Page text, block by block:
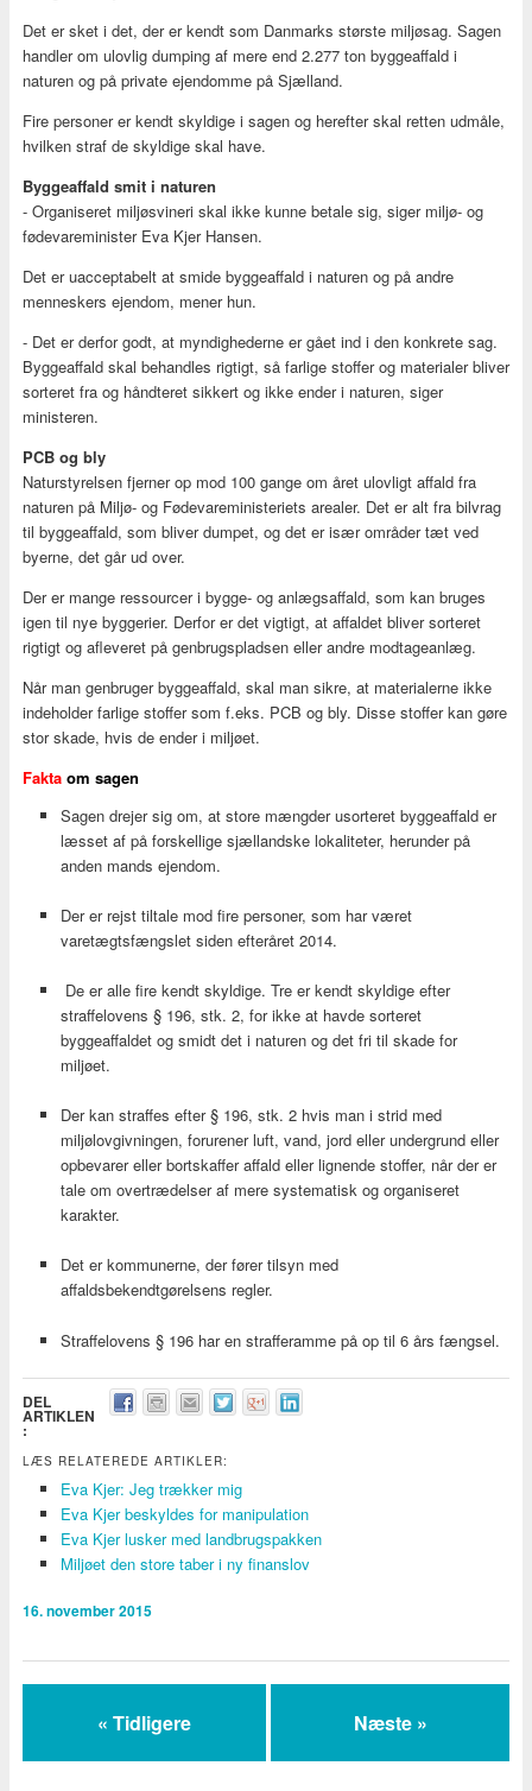
Det er sket i det, der er kendt som Danmarks største miljøsag. Sagen
handler om ulovlig dumping af mere end 2.277 ton byggeaffald i
naturen og på private ejendomme på Sjælland.
Fire personer er kendt skyldige i sagen og herefter skal retten udmåle,
hvilken straf de skyldige skal have.
Byggeaffald smit i naturen
- Organiseret miljøsvineri skal ikke kunne betale sig, siger miljø- og
fødevareminister Eva Kjer Hansen.
Det er uacceptabelt at smide byggeaffald i naturen og på andre
menneskers ejendom, mener hun.
- Det er derfor godt, at myndighederne er gået ind i den konkrete sag.
Byggeaffald skal behandles rigtigt, så farlige stoffer og materialer bliver
sorteret fra og håndteret sikkert og ikke ender i naturen, siger
ministeren.
PCB og bly
Naturstyrelsen fjerner op mod 100 gange om året ulovligt affald fra
naturen på Miljø- og Fødevareministeriets arealer. Det er alt fra bilvrag
til byggeaffald, som bliver dumpet, og det er især områder tæt ved
byerne, det går ud over.
Der er mange ressourcer i bygge- og anlægsaffald, som kan bruges
igen til nye byggerier. Derfor er det vigtigt, at affaldet bliver sorteret
rigtigt og afleveret på genbrugspladsen eller andre modtageanlæg.
Når man genbruger byggeaffald, skal man sikre, at materialerne ikke
indeholder farlige stoffer som f.eks. PCB og bly. Disse stoffer kan gøre
stor skade, hvis de ender i miljøet.
Faktaom sagen
Sagen drejer sig om, at store mængder usorteret byggeaffald er
læsset af på forskellige sjællandske lokaliteter, herunder på
anden mands ejendom.
Der er rejst tiltale mod fire personer, som har været
varetægtsfængslet siden efteråret 2014.
De er alle fire kendt skyldige. Tre er kendt skyldige efter
straffelovens § 196, stk. 2, for ikke at havde sorteret
byggeaffaldet og smidt det i naturen og det fri til skade for
miljøet.
Der kan straffes efter § 196, stk. 2 hvis man i strid med
miljølovgivningen, forurener luft, vand, jord eller undergrund eller
opbevarer eller bortskaffer affald eller lignende stoffer, når der er
tale om overtrædelser af mere systematisk og organiseret
karakter.
Det er kommunerne, der fører tilsyn med
affaldsbekendtgørelsens regler.
Straffelovens § 196 har en strafferamme på op til 6 års fængsel.
DEL
ARTIKLEN
:
LÆS RELATEREDE ARTIKLER:
Eva Kjer: Jeg trækker mig
Eva Kjer beskyldes for manipulation
Eva Kjer lusker med landbrugspakken
Miljøet den store taber i ny finanslov
16. november 2015
« Tidligere Næste »